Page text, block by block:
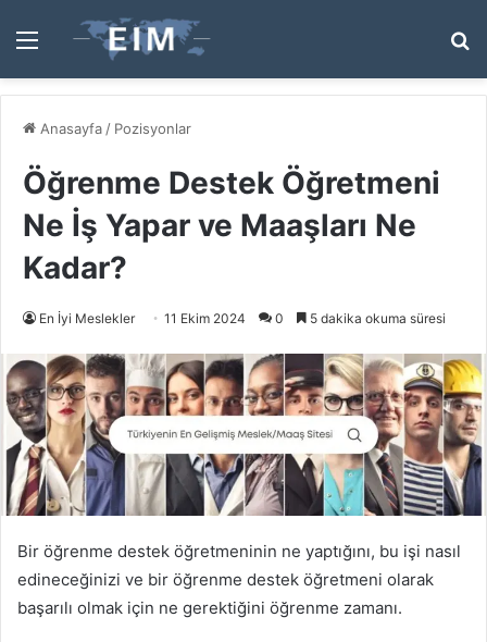
Menü
...
Anasayfa / Pozisyonlar
Öğrenme Destek Öğretmeni
Ne İş Yapar ve Maaşları Ne
Kadar?
En İyi Meslekler 11 Ekim 2024 0 5 dakika okuma süresi
Bir öğrenme destek öğretmeninin ne yaptığını, bu işi nasıl
edineceğinizi ve bir öğrenme destek öğretmeni olarak
başarılı olmak için ne gerektiğini öğrenme zamanı.